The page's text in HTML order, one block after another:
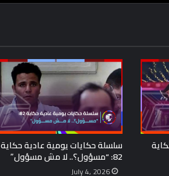
سلسلة حكايات يومية عادية حكاية
82: “مسؤول؟.. لا مش مسؤول”
July 4, 2026